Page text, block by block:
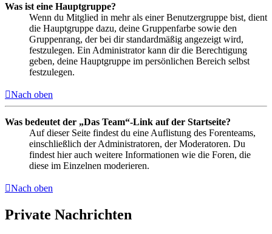
Was ist eine Hauptgruppe?
Wenn du Mitglied in mehr als einer Benutzergruppe bist, dient
die Hauptgruppe dazu, deine Gruppenfarbe sowie den
Gruppenrang, der bei dir standardmäßig angezeigt wird,
festzulegen. Ein Administrator kann dir die Berechtigung
geben, deine Hauptgruppe im persönlichen Bereich selbst
festzulegen.
Nach oben
Was bedeutet der „Das Team“-Link auf der Startseite?
Auf dieser Seite findest du eine Auflistung des Forenteams,
einschließlich der Administratoren, der Moderatoren. Du
findest hier auch weitere Informationen wie die Foren, die
diese im Einzelnen moderieren.
Nach oben
Private Nachrichten